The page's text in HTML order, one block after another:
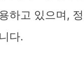
하고 있으며,
다.